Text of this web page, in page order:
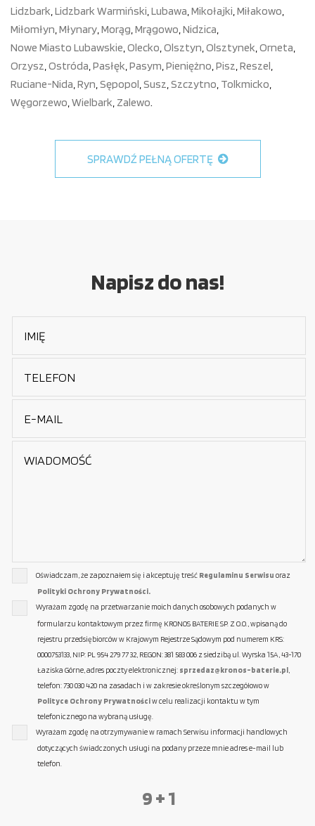
Lidzbark,Lidzbark Warmiński,Lubawa,Mikołajki,Miłakowo,
Miłomłyn,Młynary,Morąg,Mrągowo,Nidzica,
Nowe Miasto Lubawskie,Olecko,Olsztyn,Olsztynek,Orneta,
Orzysz,Ostróda,Pasłęk,Pasym,Pieniężno,Pisz,Reszel,
Ruciane-Nida,Ryn,Sępopol,Susz,Szczytno, Tolkmicko,
Węgorzewo,Wielbark, Zalewo.
SPRAWDŹ PEŁNĄ OFERTĘ
Napisz do nas!
Oświadczam, że zapoznałem się i akceptuję treść Regulaminu Serwisu oraz
Polityki Ochrony Prywatności.
Wyrażam zgodę na przetwarzanie moich danych osobowych podanych w
formularzu kontaktowym przez firmę KRONOS BATERIE SP. Z O.O., wpisaną do
rejestru przedsiębiorców w Krajowym Rejestrze Sądowym pod numerem KRS:
0000753133, NIP: PL 954 279 77 32, REGON: 381 583 006 z siedzibą ul. Wyrska 15A, 43-170
Łaziska Górne, adres poczty elektronicznej: sprzedaz@kronos-baterie.pl
telefon: 730 030 420 na zasadach i w zakresie określonym szczegółowo w
Polityce Ochrony Prywatnościw celu realizacji kontaktu w tym
telefonicznego na wybraną usługę.
Wyrażam zgodę na otrzymywanie w ramach Serwisu informacji handlowych
dotyczących świadczonych usługi na podany przeze mnie adres e-mail lub
telefon.
9 + 1